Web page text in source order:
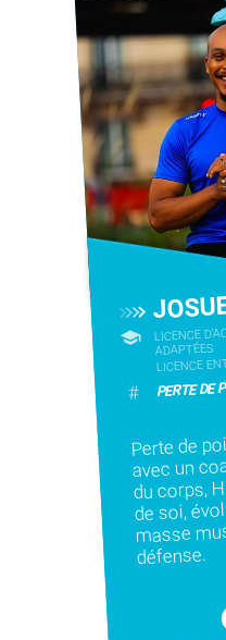
LICENCE
ADAPTÉES
LICENCE
# PERTE DE
Perte de
avec un
du corps,
de soi,
masse
défense.